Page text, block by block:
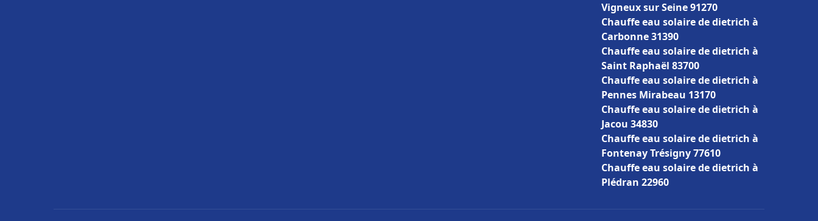
Vigneux sur Seine 91270
Chauffe eau solaire de dietrich à
Carbonne 31390
Chauffe eau solaire de dietrich à
Saint Raphaël 83700
Chauffe eau solaire de dietrich à
Pennes Mirabeau 13170
Chauffe eau solaire de dietrich à
Jacou 34830
Chauffe eau solaire de dietrich à
Fontenay Trésigny 77610
Chauffe eau solaire de dietrich à
Plédran 22960